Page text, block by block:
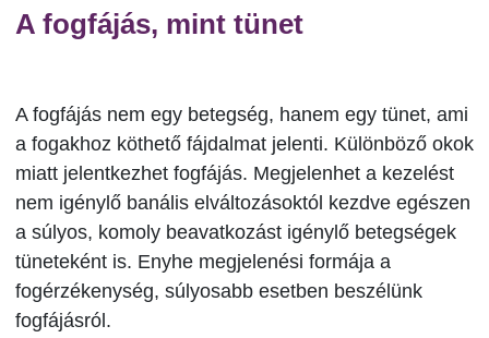
A fogfájás, mint tünet
A fogfájás nem egy betegség, hanem egy tünet, ami
a fogakhoz köthető fájdalmat jelenti. Különböző okok
miatt jelentkezhet fogfájás. Megjelenhet a kezelést
nem igénylő banális elváltozásoktól kezdve egészen
a súlyos, komoly beavatkozást igénylő betegségek
tüneteként is. Enyhe megjelenési formája a
fogérzékenység, súlyosabb esetben beszélünk
fogfájásról.